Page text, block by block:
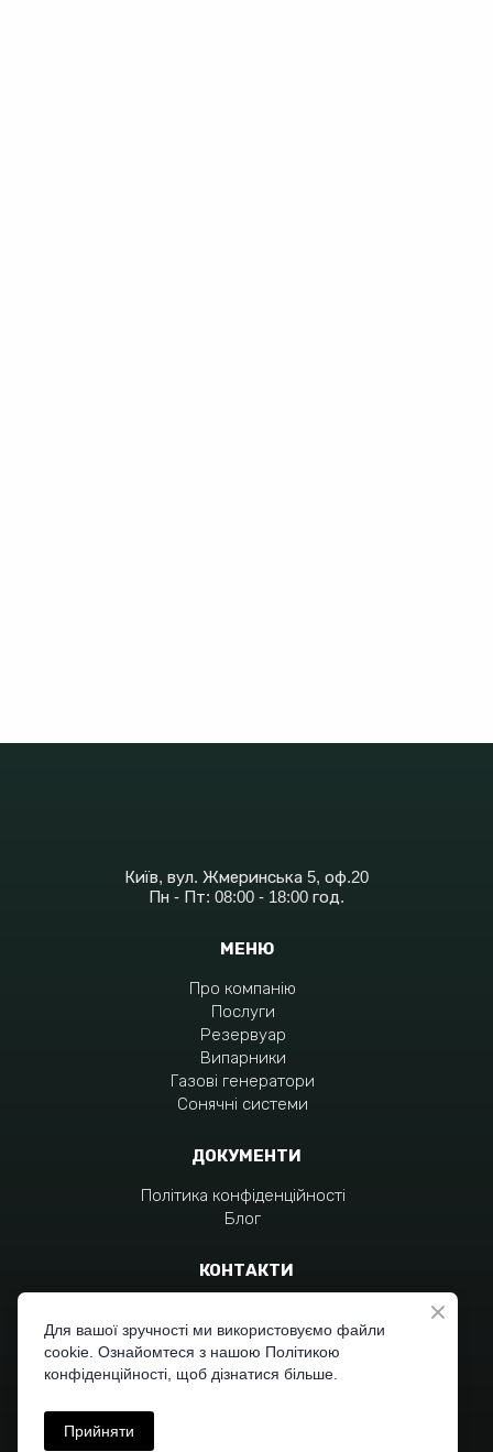
Київ, вул. Жмеринська 5, оф.20
Пн - Пт: 08:00 - 18:00 год.
МЕНЮ
Про компанію
Послуги
Резервуар
Випарники
Газові генератори
Сонячні системи
ДОКУМЕНТИ
Політика конфіденційності
Блог
КОНТАКТИ
+380 96 310 7704
moc.liamg%40zagraivob
Для вашої зручності ми використовуємо файли
cookie. Ознайомтеся з нашою Політикою
конфіденційності, щоб дізнатися більше.
Прийняти